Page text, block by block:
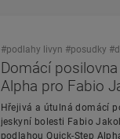
Domácí
Alpha pro Fabio
Hřejivá a útulná domácí
jeskyní bolesti Fabio
podlahou Quick-Step
#podlahy livyn #posudky